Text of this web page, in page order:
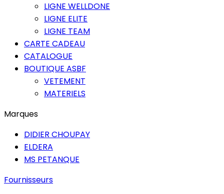
LIGNE WELLDONE
LIGNE ELITE
LIGNE TEAM
CARTE CADEAU
CATALOGUE
BOUTIQUE ASBF
VETEMENT
MATERIELS
Marques
DIDIER CHOUPAY
ELDERA
MS PETANQUE
Fournisseurs